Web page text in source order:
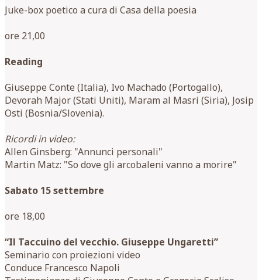
Juke-box poetico a cura di Casa della poesia
ore 21,00
Reading
Giuseppe Conte (Italia), Ivo Machado (Portogallo),
Devorah Major (Stati Uniti), Maram al Masri (Siria), Josip
Osti (Bosnia/Slovenia).
Ricordi in video:
Allen Ginsberg: "Annunci personali"
Martin Matz: "So dove gli arcobaleni vanno a morire"
Sabato 15 settembre
ore 18,00
“Il Taccuino del vecchio. Giuseppe Ungaretti”
Seminario con proiezioni video
Conduce Francesco Napoli